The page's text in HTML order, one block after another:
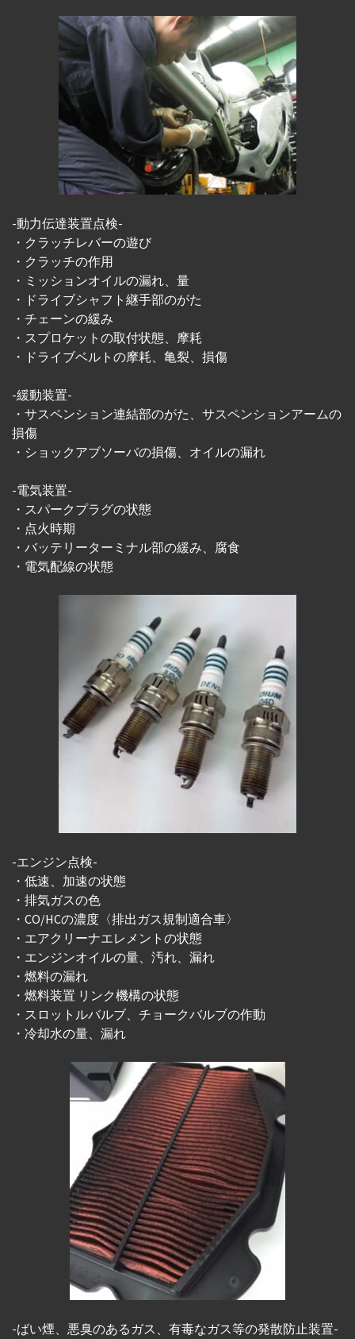
-動力伝達装置点検-
・クラッチレバーの遊び
・クラッチの作用
・ミッションオイルの漏れ、量
・ドライブシャフト継手部のがた
・チェーンの緩み
・スプロケットの取付状態、摩耗
・ドライブベルトの摩耗、亀裂、損傷
-緩動装置-
・サスペンション連結部のがた、サスペンションアームの
損傷
・ショックアブソーバの損傷、オイルの漏れ
-電気装置-
・スパークプラグの状態
・点火時期
・バッテリーターミナル部の緩み、腐食
・電気配線の状態
-エンジン点検-
・低速、加速の状態
・排気ガスの色
・CO/HCの濃度〈排出ガス規制適合車〉
・エアクリーナエレメントの状態
・エンジンオイルの量、汚れ、漏れ
・燃料の漏れ
・燃料装置 リンク機構の状態
・スロットルバルブ、チョークバルブの作動
・冷却水の量、漏れ
-ばい煙、悪臭のあるガス、有毒なガス等の発散防止装置-